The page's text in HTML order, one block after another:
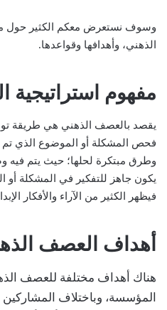
وسوف نستعرض معكم الكثير حول
الذهني، وأهدافها وقواعدها.
مفهوم
يقصد بالعصف الذهني هي طريقة توليد
فحص المشكلة أو الموضوع الذي تم
وطرق مبتكرة لحلها؛ حيث يتم فيه
يكون جاهز للتفكير في المشكلة أو
فيظهر الكثير من الآراء والأفكار
أهداف العصف
هناك أهداف مختلفة للعصف
المؤسسة، وباختلاف